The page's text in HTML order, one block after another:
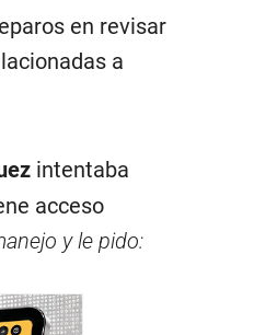
en revisar
a
intentaba
acceso
y le pido: